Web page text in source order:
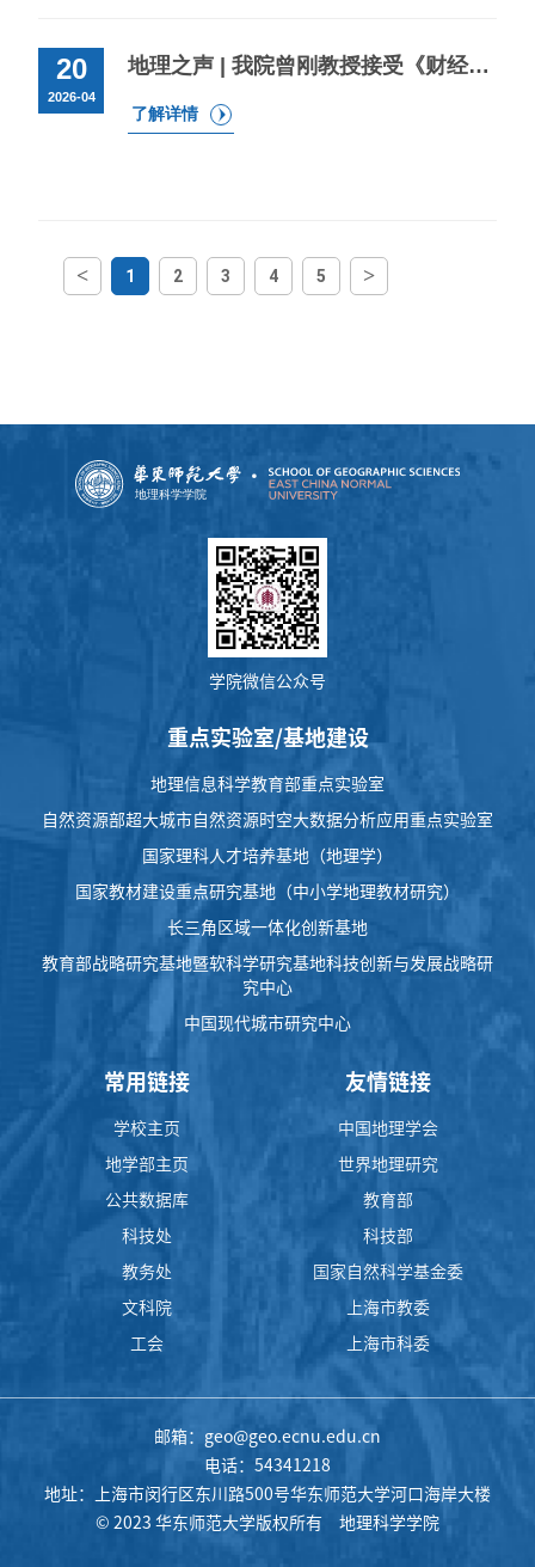
20
2026-04
地理之声 | 我院曾刚教授接受《财经态度》采访
了解详情
< 1 2 3 4 5 >
学院微信公众号
重点实验室/基地建设
地理信息科学教育部重点实验室
自然资源部超大城市自然资源时空大数据分析应用重点实验室
国家理科人才培养基地（地理学）
国家教材建设重点研究基地（中小学地理教材研究）
长三角区域一体化创新基地
教育部战略研究基地暨软科学研究基地科技创新与发展战略研
究中心
中国现代城市研究中心
常用链接
学校主页
地学部主页
公共数据库
科技处
教务处
文科院
工会
友情链接
中国地理学会
世界地理研究
教育部
科技部
国家自然科学基金委
上海市教委
上海市科委
邮箱：geo@geo.ecnu.edu.cn
电话：54341218
地址：上海市闵行区东川路500号华东师范大学河口海岸大楼
© 2023 华东师范大学版权所有 地理科学学院